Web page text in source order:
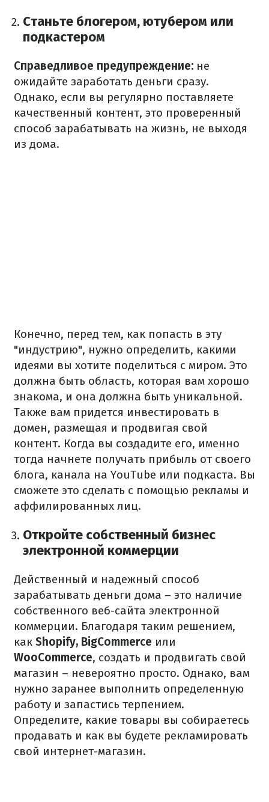
Станьте блогером, ютубером или
подкастером
Справедливое предупреждение: не
ожидайте заработать деньги сразу.
Однако, если вы регулярно поставляете
качественный контент, это проверенный
способ зарабатывать на жизнь, не выходя
из дома.
Конечно, перед тем, как попасть в эту
"индустрию", нужно определить, какими
идеями вы хотите поделиться с миром. Это
должна быть область, которая вам хорошо
знакома, и она должна быть уникальной.
Также вам придется инвестировать в
домен, размещая и продвигая свой
контент. Когда вы создадите его, именно
тогда начнете получать прибыль от своего
блога, канала на YouTube или подкаста. Вы
сможете это сделать с помощью рекламы и
аффилированных лиц.
Откройте собственный бизнес
электронной коммерции
Действенный и надежный способ
зарабатывать деньги дома – это наличие
собственного веб-сайта электронной
коммерции. Благодаря таким решением,
как Shopify, BigCommerce или
WooCommerce, создать и продвигать свой
магазин – невероятно просто. Однако, вам
нужно заранее выполнить определенную
работу и запастись терпением.
Определите, какие товары вы собираетесь
продавать и как вы будете рекламировать
свой интернет-магазин.